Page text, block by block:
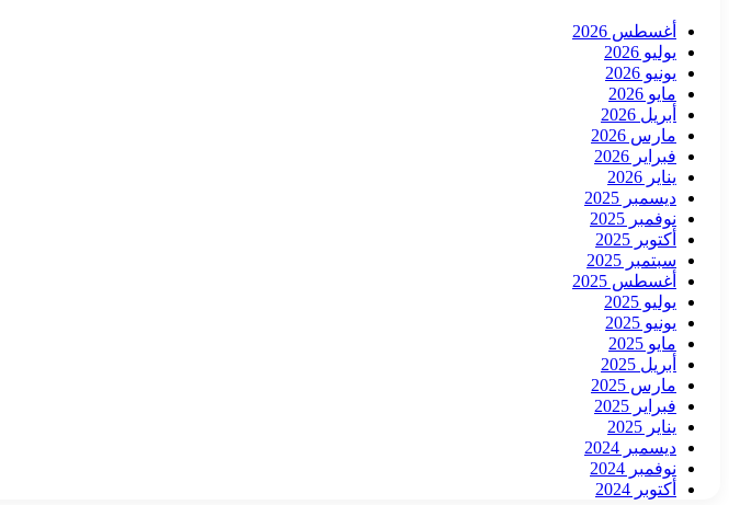
أغسطس 2026
يوليو 2026
يونيو 2026
مايو 2026
أبريل 2026
مارس 2026
فبراير 2026
يناير 2026
ديسمبر 2025
نوفمبر 2025
أكتوبر 2025
سبتمبر 2025
أغسطس 2025
يوليو 2025
يونيو 2025
مايو 2025
أبريل 2025
مارس 2025
فبراير 2025
يناير 2025
ديسمبر 2024
نوفمبر 2024
أكتوبر 2024